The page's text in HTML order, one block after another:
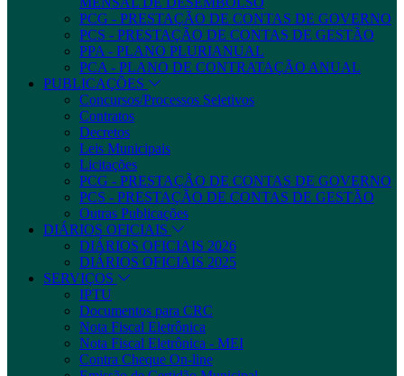
PCG - PRESTAÇÃO DE CONTAS DE GOVERNO
PCS - PRESTAÇÃO DE CONTAS DE GESTÃO
PPA - PLANO PLURIANUAL
PCA - PLANO DE CONTRATAÇÃO ANUAL
PUBLICAÇÕES
Concursos/Processos Seletivos
Contratos
Decretos
Leis Municipais
Licitações
PCG - PRESTAÇÃO DE CONTAS DE GOVERNO
PCS - PRESTAÇÃO DE CONTAS DE GESTÃO
Outras Publicações
DIÁRIOS OFICIAIS
DIÁRIOS OFICIAIS 2026
DIÁRIOS OFICIAIS 2025
SERVIÇOS
IPTU
Documentos para CRC
Nota Fiscal Eletrônica
Nota Fiscal Eletrônica - MEI
Contra Cheque On-line